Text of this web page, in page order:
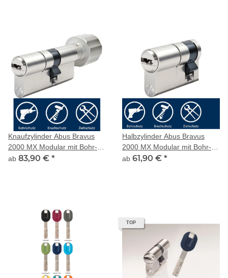
Knaufzylinder Abus Bravus
2000 MX Modular mit Bohr-
und Ziehschutz
ab 83,90 € *
Halbzylinder Abus Bravus
2000 MX Modular mit Bohr-
und Ziehschutz
ab 61,90 € *
TOP